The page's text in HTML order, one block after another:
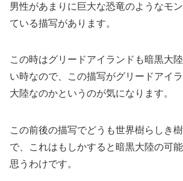
男性があまりに巨大な恐竜のようなモ
ている描写があります。
この時はグリードアイランドも暗黒大
い時なので、この描写がグリードアイ
大陸なのかというのが気になります。
この前後の描写でどうも世界樹らしき
で、これはもしかすると暗黒大陸の可
思うわけです。